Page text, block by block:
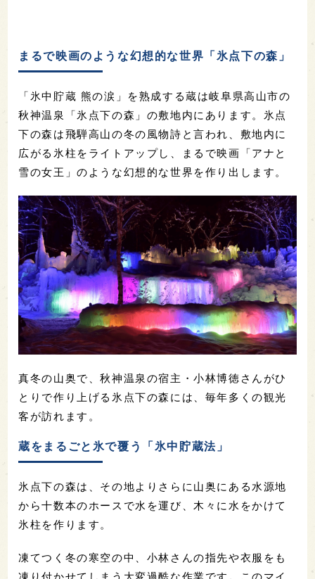
まるで映画のような幻想的な世界「氷点下の森」
「氷中貯蔵 熊の涙」を熟成する蔵は岐阜県高山市の
秋神温泉「氷点下の森」の敷地内にあります。氷点
下の森は飛騨高山の冬の風物詩と言われ、敷地内に
広がる氷柱をライトアップし、まるで映画「アナと
雪の女王」のような幻想的な世界を作り出します。
真冬の山奥で、秋神温泉の宿主・小林博徳さんがひ
とりで作り上げる氷点下の森には、毎年多くの観光
客が訪れます。
蔵をまるごと氷で覆う「氷中貯蔵法」
氷点下の森は、その地よりさらに山奥にある水源地
から十数本のホースで水を運び、木々に水をかけて
氷柱を作ります。
凍てつく冬の寒空の中、小林さんの指先や衣服をも
凍り付かせてしまう大変過酷な作業です。このマイ